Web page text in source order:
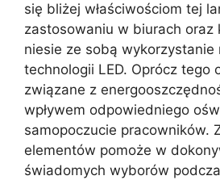
się bliżej właściwościom tej
zastosowaniu w biurach oraz
niesie ze sobą wykorzystanie
technologii LED. Oprócz tego
związane z
wpływem odpowiedniego
samopoczucie pracowników.
elementów pomoże w
świadomych wyborów